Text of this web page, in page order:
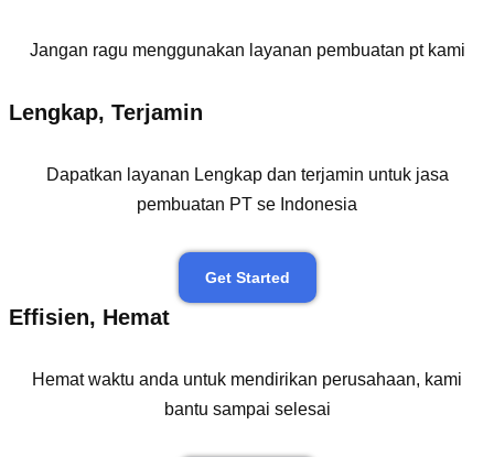
Jangan ragu menggunakan layanan pembuatan pt kami
Lengkap, Terjamin
Dapatkan layanan Lengkap dan terjamin untuk jasa
pembuatan PT se Indonesia
Get Started
Effisien, Hemat
Hemat waktu anda untuk mendirikan perusahaan, kami
bantu sampai selesai